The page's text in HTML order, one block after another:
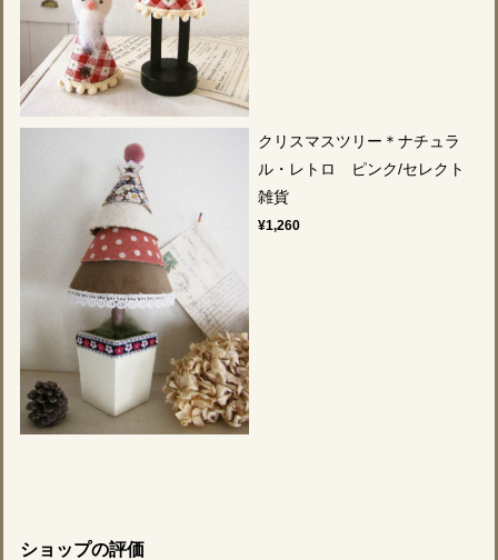
クリスマスツリー＊ナチュラ
ル・レトロ ピンク/セレクト
雑貨
¥1,260
ショップの評価